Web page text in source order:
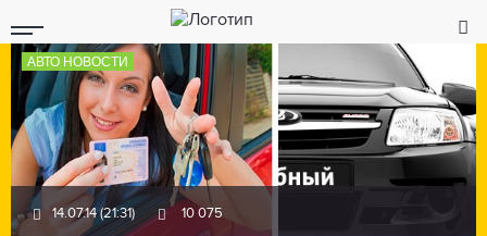
АВТО НОВОСТИ
14.07.14 (21:31) 10 075